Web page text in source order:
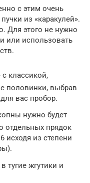
с этим очень
из «каракулей».
Для этого не нужно
или использовать
с классикой,
половинки, выбрав
вас пробор.
нужно будет
отдельных прядок
исходя из степени
тугие жгутики и